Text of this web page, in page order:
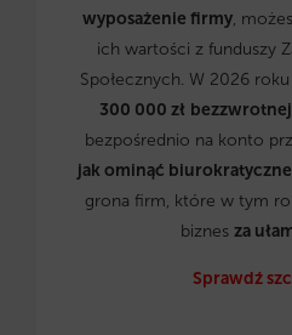
wyposażenie firmy,
ich wartości z funduszy
Społecznych. W 2026
300 000 zł bezzwrotnej
bezpośrednio na konto
jak ominąć
grona firm, które w tym
biznes za
Sprawdź